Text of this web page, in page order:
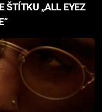
ŠTÍTKU „ALL EYEZ